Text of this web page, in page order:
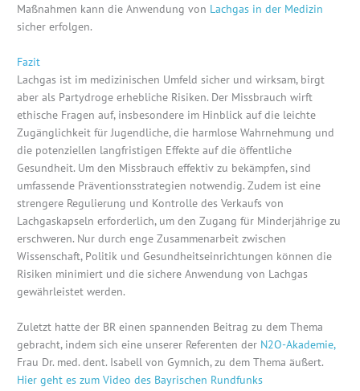
Maßnahmen kann die Anwendung von Lachgas in der Medizin
sicher erfolgen.
Fazit
Lachgas ist im medizinischen Umfeld sicher und wirksam, birgt
aber als Partydroge erhebliche Risiken. Der Missbrauch wirft
ethische Fragen auf, insbesondere im Hinblick auf die leichte
Zugänglichkeit für Jugendliche, die harmlose Wahrnehmung und
die potenziellen langfristigen Effekte auf die öffentliche
Gesundheit. Um den Missbrauch effektiv zu bekämpfen, sind
umfassende Präventionsstrategien notwendig. Zudem ist eine
strengere Regulierung und Kontrolle des Verkaufs von
Lachgaskapseln erforderlich, um den Zugang für Minderjährige zu
erschweren. Nur durch enge Zusammenarbeit zwischen
Wissenschaft, Politik und Gesundheitseinrichtungen können die
Risiken minimiert und die sichere Anwendung von Lachgas
gewährleistet werden.
Zuletzt hatte der BR einen spannenden Beitrag zu dem Thema
gebracht, indem sich eine unserer Referenten der N2O-Akademie,
Frau Dr. med. dent. Isabell von Gymnich, zu dem Thema äußert.
Hier geht es zum Video des Bayrischen Rundfunks